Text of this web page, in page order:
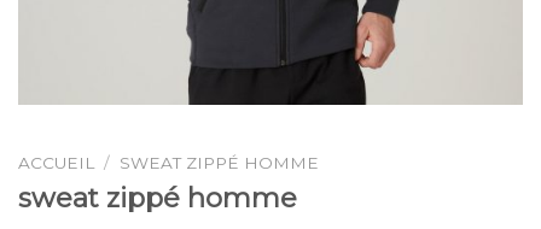
ACCUEIL / SWEAT ZIPPÉ HOMME
sweat zippé homme